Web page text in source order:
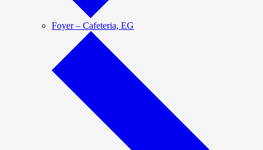
Foyer – Cafeteria, EG